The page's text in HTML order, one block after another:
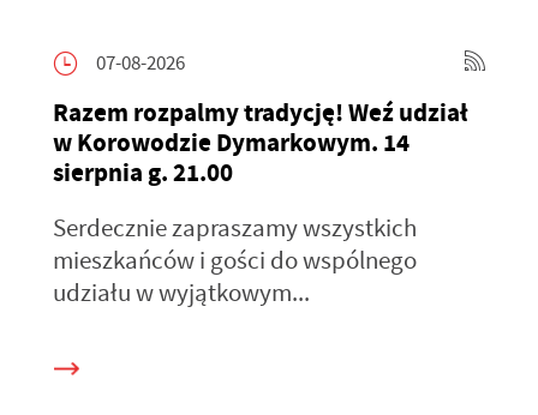
07-08-2026
Razem rozpalmy tradycję! Weź udział
w Korowodzie Dymarkowym. 14
sierpnia g. 21.00
Serdecznie zapraszamy wszystkich
mieszkańców i gości do wspólnego
udziału w wyjątkowym...